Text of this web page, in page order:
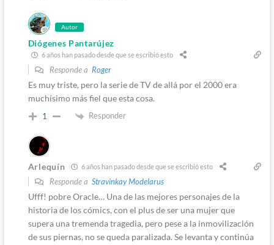
Autor
Diógenes Pantarújez
6 años han pasado desde que se escribió esto
Responde a Roger
Es muy triste, pero la serie de TV de allá por el 2000 era
muchísimo más fiel que esta cosa.
1 Responder
Arlequín 6 años han pasado desde que se escribió esto
Responde a Stravinkay Modelarus
Ufff! pobre Oracle… Una de las mejores personajes de la
historia de los cómics, con el plus de ser una mujer que
supera una tremenda tragedia, pero pese a la inmovilización
de sus piernas, no se queda paralizada. Se levanta y continúa